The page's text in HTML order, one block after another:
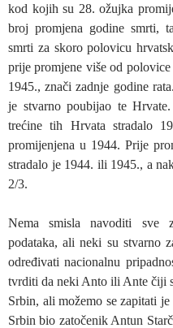
kod kojih su 28. ožujka
broj promjena godine smrti,
smrti za skoro polovicu
prije promjene više od
1945., znači zadnje godine
je stvarno poubijao te
trećine tih Hrvata stradalo
promijenjena u 1944. Prije
stradalo je 1944. ili 1945., a
2/3.
Nema smisla navoditi sve
podataka, ali neki su stvarno
određivati nacionalnu
tvrditi da neki Anto ili Ante čiji
Srbin, ali možemo se zapitati
Srbin bio zatočenik Antun